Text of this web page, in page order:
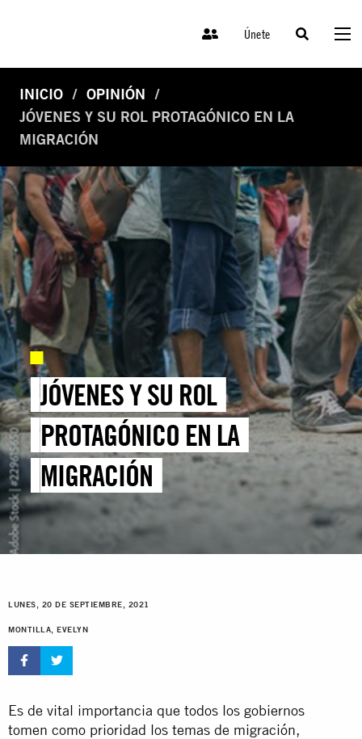
Únete
INICIO
OPINIÓN
JÓVENES Y SU ROL PROTAGÓNICO EN LA
MIGRACIÓN
JÓVENES Y SU ROL
PROTAGÓNICO EN LA
MIGRACIÓN
LUNES, 20 DE SEPTIEMBRE, 2021
MONTILLA, EVELYN
Es de vital importancia que todos los gobiernos
tomen como prioridad los temas de migración,